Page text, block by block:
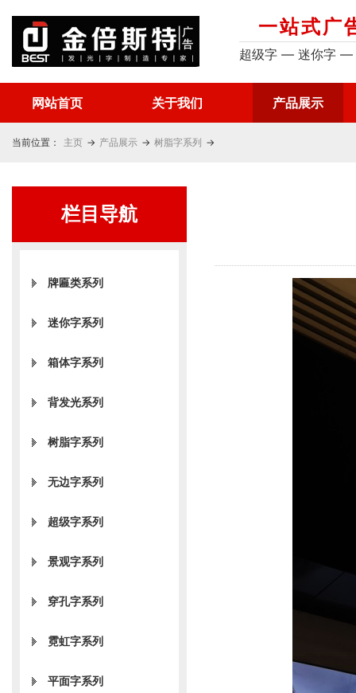
一站式广
超级字 — 迷你字
网站首页 关于我们 产品展示
当前位置： 主页 → 产品展示 → 树脂字系列 →
栏目导航
牌匾类系列
迷你字系列
箱体字系列
背发光系列
树脂字系列
无边字系列
超级字系列
景观字系列
穿孔字系列
霓虹字系列
平面字系列